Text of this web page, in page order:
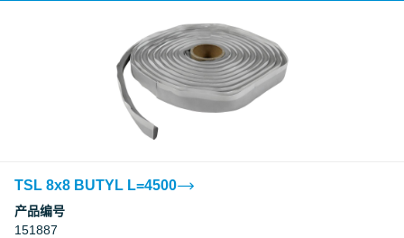
TSL 8x8 BUTYL L=4500
产品编号
151887